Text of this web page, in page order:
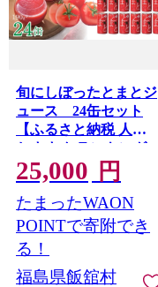
旬にしぼったとまとジ
ュース 24缶セット
【ふるさと納税 人気
おすすめ ランキング
トマト トマトジュー
ス スープ 低塩 減塩 北
海道 復興 福島県 飯舘
村】 ITTAG102
25,000 円
たまったWAON
POINTで寄附でき
る！
福島県飯舘村